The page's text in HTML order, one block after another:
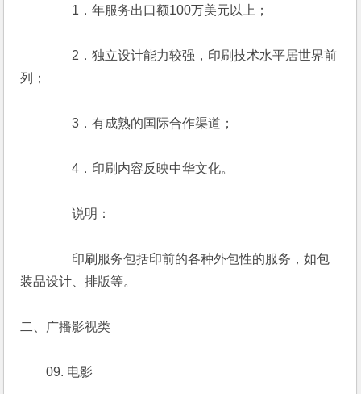
1．年服务出口额100万美元以上；
2．独立设计能力较强，印刷技术水平居世界前
列；
3．有成熟的国际合作渠道；
4．印刷内容反映中华文化。
说明：
印刷服务包括印前的各种外包性的服务，如包
装品设计、排版等。
二、广播影视类
09. 电影